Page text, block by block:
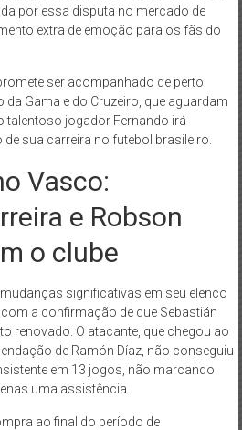
por essa disputa no mercado de
extra de emoção para os fãs do
ser acompanhado de perto
Gama e do Cruzeiro, que aguardam
talentoso jogador Fernando irá
sua carreira no futebol brasileiro.
Vasco:
e Robson
o clube
significativas em seu elenco
a confirmação de que Sebastián
renovado. O atacante, que chegou ao
de Ramón Díaz, não conseguiu
em 13 jogos, não marcando
uma assistência.
ao final do período de